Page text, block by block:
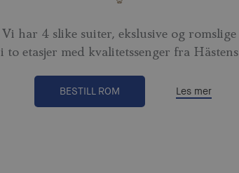
Vi har 4 slike suiter, ekslusive og romslige
i to etasjer med kvalitetssenger fra Hästens
BESTILL ROM Les mer